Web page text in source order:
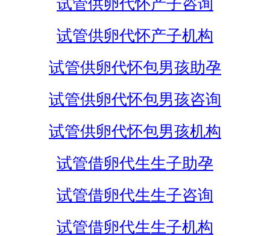
试管供卵代怀产子咨询
试管供卵代怀产子机构
试管供卵代怀包男孩助孕
试管供卵代怀包男孩咨询
试管供卵代怀包男孩机构
试管借卵代生生子助孕
试管借卵代生生子咨询
试管借卵代生生子机构